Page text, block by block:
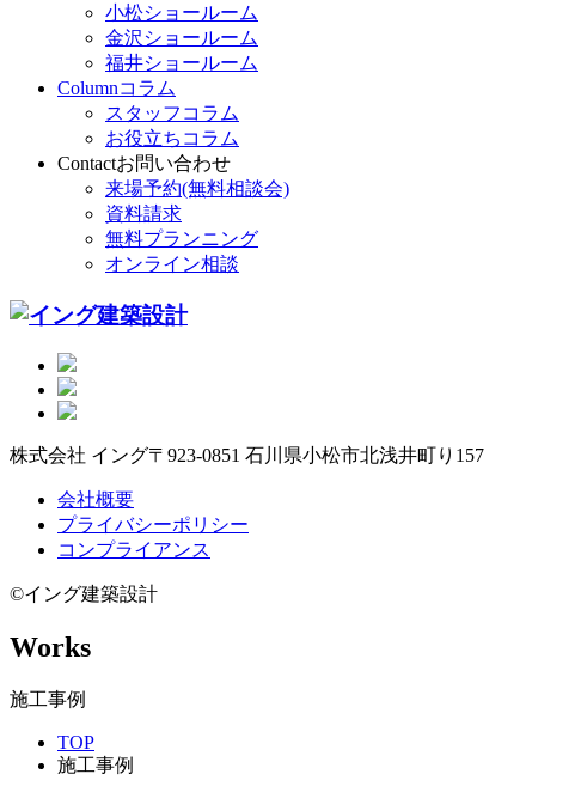
小松ショールーム
金沢ショールーム
福井ショールーム
Columnコラム
スタッフコラム
お役立ちコラム
Contactお問い合わせ
来場予約(無料相談会)
資料請求
無料プランニング
オンライン相談
株式会社 イング〒923-0851 石川県小松市北浅井町り157
会社概要
プライバシーポリシー
コンプライアンス
©イング建築設計
Works
施工事例
TOP
施工事例